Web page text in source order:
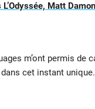
Matt
m’ont permis
dans cet instant